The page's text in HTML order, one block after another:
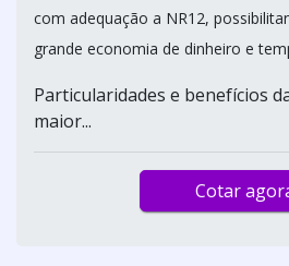
com adequação a NR12,
grande economia de dinheiro e
Particularidades e benefícios
maior...
Cotar